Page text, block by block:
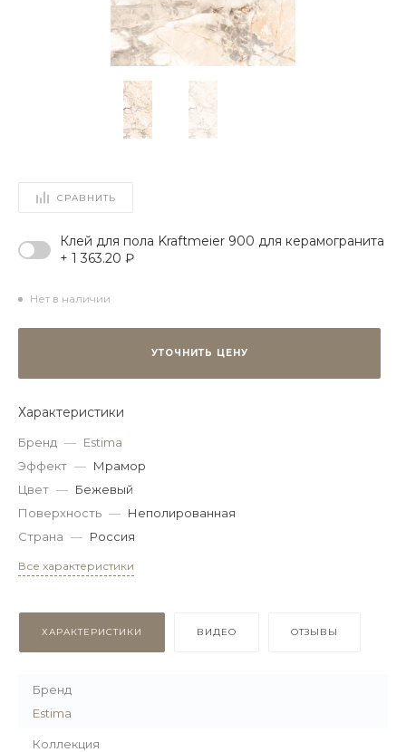
СРАВНИТЬ
Клей для пола Kraftmeier 900 для керамогранита
+ 1 363.20 ₽
Нет в наличии
УТОЧНИТЬ ЦЕНУ
Характеристики
Бренд — Estima
Эффект — Мрамор
Цвет — Бежевый
Поверхность — Неполированная
Страна — Россия
Все характеристики
ХАРАКТЕРИСТИКИ ВИДЕО ОТЗЫВЫ
Бренд
Estima
Коллекция